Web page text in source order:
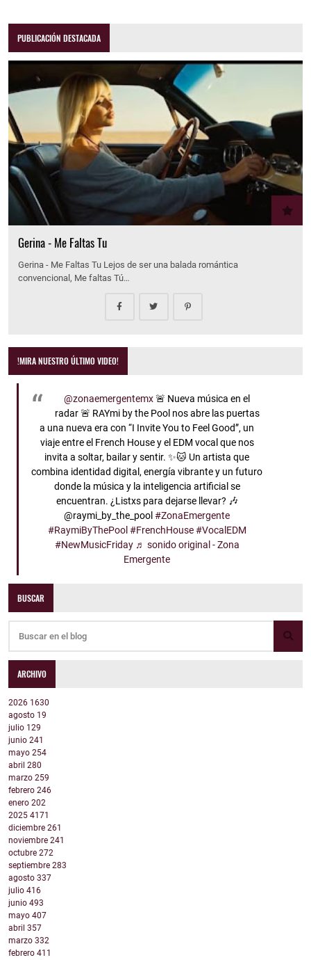
PUBLICACIÓN DESTACADA
Gerina - Me Faltas Tu
Gerina - Me Faltas Tu Lejos de ser una balada romántica
convencional, Me faltas Tú…
!MIRA NUESTRO ÚLTIMO VIDEO!
@zonaemergentemx🚨 Nueva música en el
radar 🚨 RAYmi by the Pool nos abre las puertas
a una nueva era con “I Invite You to Feel Good”, un
viaje entre el French House y el EDM vocal que nos
invita a soltar, bailar y sentir. ✨🐱 Un artista que
combina identidad digital, energía vibrante y un futuro
donde la música y la inteligencia artificial se
encuentran. ¿Listxs para dejarse llevar? 🎶
@raymi_by_the_pool#ZonaEmergente
#RaymiByThePool #FrenchHouse #VocalEDM
#NewMusicFriday ♬ sonido original - Zona
Emergente
BUSCAR
ARCHIVO
2026 1630
agosto 19
julio 129
junio 241
mayo 254
abril 280
marzo 259
febrero 246
enero 202
2025 4171
diciembre 261
noviembre 241
octubre 272
septiembre 283
agosto 337
julio 416
junio 493
mayo 407
abril 357
marzo 332
febrero 411